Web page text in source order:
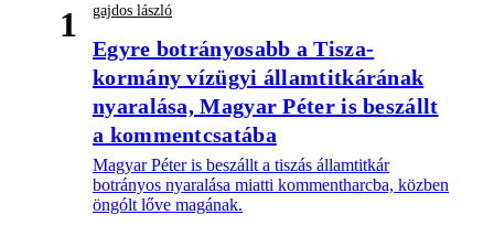
1 gajdos lászló
Egyre botrányosabb a Tisza-
kormány vízügyi államtitkárának
nyaralása, Magyar Péter is beszállt
a kommentcsatába
Magyar Péter is beszállt a tiszás államtitkár
botrányos nyaralása miatti kommentharcba, közben
öngólt lőve magának.